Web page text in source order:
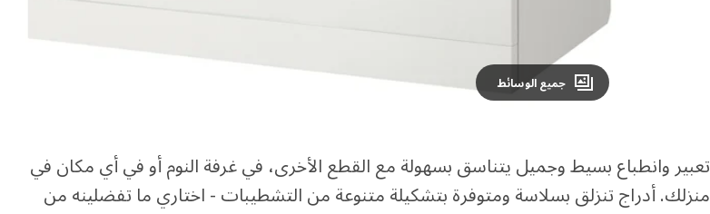
جميع الوسائط
تعبير وانطباع بسيط وجميل يتناسق بسهولة مع القطع الأخرى، في غرفة النوم أو في أي مكان في
منزلك. أدراج تنزلق بسلاسة ومتوفرة بتشكيلة متنوعة من التشطيبات - اختاري ما تفضلينه من